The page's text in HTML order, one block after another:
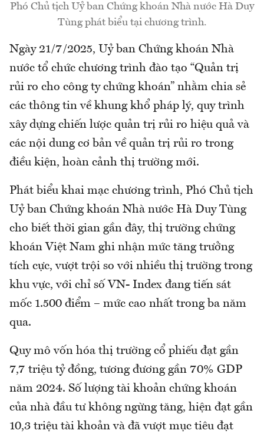
Phó Chủ tịch Uỷ ban Chứng khoán Nhà nước Hà Duy
Tùng phát biểu tại chương trình.
Ngày 21/7/2025, Uỷ ban Chứng khoán Nhà
nước tổ chức chương trình đào tạo “Quản trị
rủi ro cho công ty chứng khoán” nhằm chia sẻ
các thông tin về khung khổ pháp lý, quy trình
xây dựng chiến lược quản trị rủi ro hiệu quả và
các nội dung cơ bản về quản trị rủi ro trong
điều kiện, hoàn cảnh thị trường mới.
Phát biểu khai mạc chương trình, Phó Chủ tịch
Uỷ ban Chứng khoán Nhà nước Hà Duy Tùng
cho biết thời gian gần đây, thị trường chứng
khoán Việt Nam ghi nhận mức tăng trưởng
tích cực, vượt trội so với nhiều thị trường trong
khu vực, với chỉ số VN- Index đang tiến sát
mốc 1.500 điểm – mức cao nhất trong ba năm
qua.
Quy mô vốn hóa thị trường cổ phiếu đạt gần
7,7 triệu tỷ đồng, tương đương gần 70% GDP
năm 2024. Số lượng tài khoản chứng khoán
của nhà đầu tư không ngừng tăng, hiện đạt gần
10,3 triệu tài khoản và đã vượt mục tiêu đạt